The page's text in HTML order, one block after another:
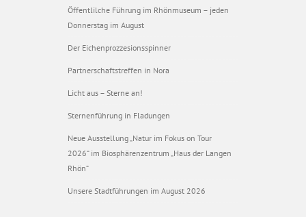
Öffentlilche Führung im Rhönmuseum – jeden
Donnerstag im August
Der Eichenprozzesionsspinner
Partnerschaftstreffen in Nora
Licht aus – Sterne an!
Sternenführung in Fladungen
Neue Ausstellung „Natur im Fokus on Tour
2026“ im Biosphärenzentrum „Haus der Langen
Rhön“
Unsere Stadtführungen im August 2026